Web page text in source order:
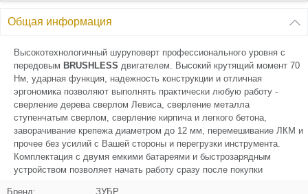
Поз. в схеме 4
Название
Шестерня солнечная 2 ступени
N000-029-916
Кол-во по схеме 1
Кол-во в корзину
+
−
Общая информация
Высокотехнологичный шуруповерт профессионального уровня с
передовым BRUSHLESS двигателем. Высокий крутящий момент 70
Нм, ударная функция, надежность конструкции и отличная
эргономика позволяют выполнять практически любую работу -
сверление дерева сверлом Левиса, сверление металла
ступенчатым сверлом, сверление кирпича и легкого бетона,
заворачивание крепежа диаметром до 12 мм, перемешивание ЛКМ и
прочее без усилий с Вашей стороны и перегрузки инструмента.
Комплектация с двумя емкими батареями и быстрозарядным
устройством позволяет начать работу сразу после покупки
Бренд: ЗУБР